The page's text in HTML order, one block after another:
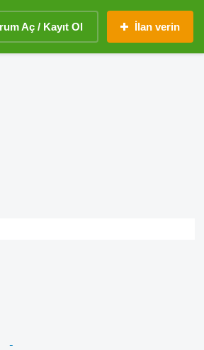
Aç / Kayıt Ol İlan verin